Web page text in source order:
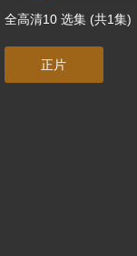
全高清10 选集 (共1集)
正片